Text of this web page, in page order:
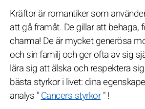
Kräftor är romantiker som
att gå framåt. De gillar att behaga,
charma! De är mycket generösa
och sin familj och ger ofta av sig
lära sig att älska och respektera
bästa styrkor i livet: dina
analys "Cancers styrkor" !